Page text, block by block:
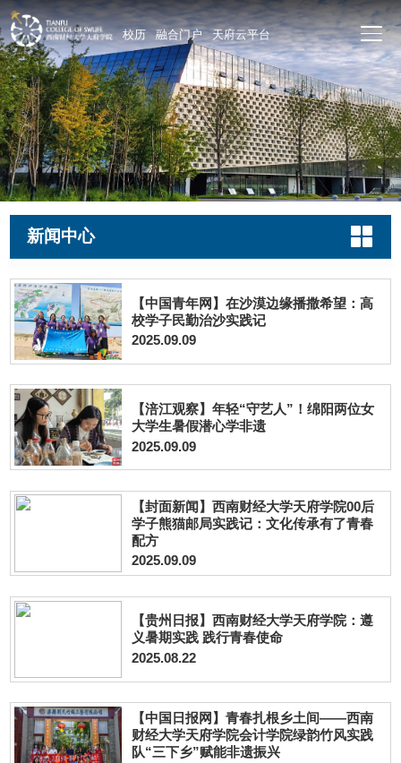
校历 融合门户 天府云平台
新闻中心
【中国青年网】在沙漠边缘播撒希望：高
校学子民勤治沙实践记
2025.09.09
【涪江观察】年轻“守艺人”！绵阳两位女
大学生暑假潜心学非遗
2025.09.09
【封面新闻】西南财经大学天府学院00后
学子熊猫邮局实践记：文化传承有了青春
配方
2025.09.09
【贵州日报】西南财经大学天府学院：遵
义暑期实践 践行青春使命
2025.08.22
【中国日报网】青春扎根乡土间——西南
财经大学天府学院会计学院绿韵竹风实践
队“三下乡”赋能非遗振兴